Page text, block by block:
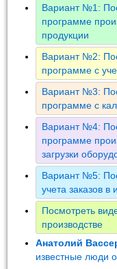
Вариант №1:
программе
продукции
Вариант №2:
программе с
Вариант №3:
программе с
Вариант №4:
программе
загрузки
Вариант №5:
учета заказов
Посмотреть
производстве
Анатолий
известные люди